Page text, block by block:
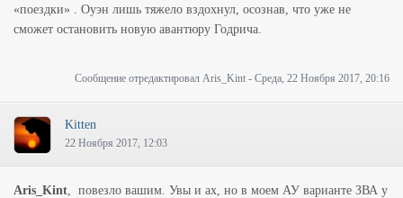
«поездки» . Оуэн лишь тяжело вздохнул, осознав, что уже не
сможет остановить новую авантюру Годрича.
Сообщение отредактировал Aris_Kint - Среда, 22 Ноября 2017, 20:16
Kitten
22 Ноября 2017, 12:03
Aris_Kint, повезло вашим. Увы и ах, но в моем АУ варианте ЗВА у